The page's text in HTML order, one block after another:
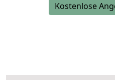
Kostenlose